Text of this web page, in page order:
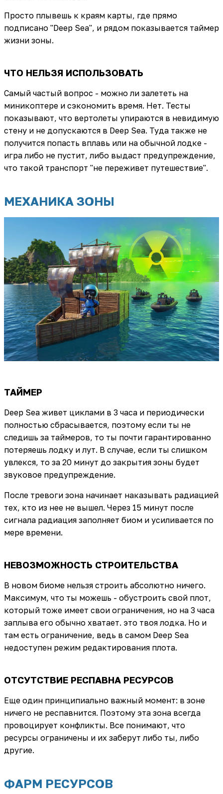
Просто плывешь к краям карты, где прямо
подписано "Deep Sea", и рядом показывается таймер
жизни зоны.
ЧТО НЕЛЬЗЯ ИСПОЛЬЗОВАТЬ
Самый частый вопрос - можно ли залететь на
миникоптере и сэкономить время. Нет. Тесты
показывают, что вертолеты упираются в невидимую
стену и не допускаются в Deep Sea. Туда также не
получится попасть вплавь или на обычной лодке -
игра либо не пустит, либо выдаст предупреждение,
что такой транспорт "не переживет путешествие".
МЕХАНИКА ЗОНЫ
ТАЙМЕР
Deep Sea живет циклами в 3 часа и периодически
полностью сбрасывается, поэтому если ты не
следишь за таймеров, то ты почти гарантированно
потеряешь лодку и лут. В случае, если ты слишком
увлекся, то за 20 минут до закрытия зоны будет
звуковое предупреждение.
После тревоги зона начинает наказывать радиацией
тех, кто из нее не вышел. Через 15 минут после
сигнала радиация заполняет биом и усиливается по
мере времени.
НЕВОЗМОЖНОСТЬ СТРОИТЕЛЬСТВА
В новом биоме нельзя строить абсолютно ничего.
Максимум, что ты можешь - обустроить свой плот,
который тоже имеет свои ограничения, но на 3 часа
заплыва его обычно хватает. это твоя лодка. Но и
там есть ограничение, ведь в самом Deep Sea
недоступен режим редактирования плота.
ОТСУТСТВИЕ РЕСПАВНА РЕСУРСОВ
Еще один принципиально важный момент: в зоне
ничего не респавнится. Поэтому эта зона всегда
провоцирует конфликты. Все понимают, что
ресурсы ограничены и их заберут либо ты, либо
другие.
ФАРМ РЕСУРСОВ